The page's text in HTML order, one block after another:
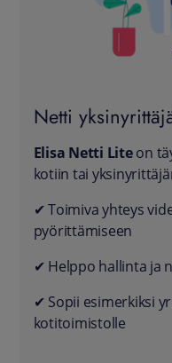
Netti
Elisa Netti Liteon
kotiin tai
✔ Toimiva yhteys
pyörittämiseen
✔ Helppo hallinta ja
✔ Sopii esimerkiksi
kotitoimistolle